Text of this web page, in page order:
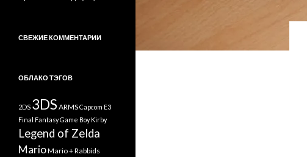
СВЕЖИЕ КОММЕНТАРИИ
ОБЛАКО ТЭГОВ
2DS 3DS ARMSCapcom E3
Final FantasyGame Boy Kirby
Legend of Zelda
MarioMario + Rabbids